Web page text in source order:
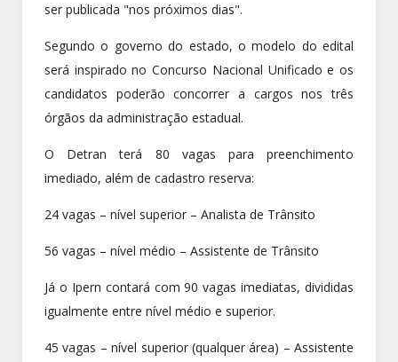
ser publicada "nos próximos dias".
Segundo o governo do estado, o modelo do edital
será inspirado no Concurso Nacional Unificado e os
candidatos poderão concorrer a cargos nos três
órgãos da administração estadual.
O Detran terá 80 vagas para preenchimento
imediado, além de cadastro reserva:
24 vagas – nível superior – Analista de Trânsito
56 vagas – nível médio – Assistente de Trânsito
Já o Ipern contará com 90 vagas imediatas, divididas
igualmente entre nível médio e superior.
45 vagas – nível superior (qualquer área) – Assistente